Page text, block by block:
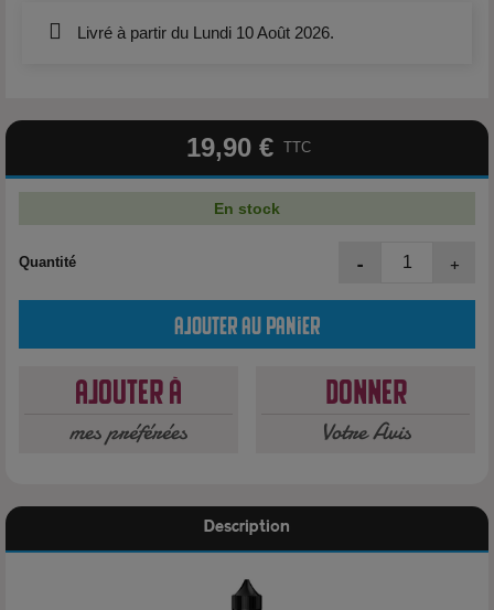
Livré à partir du Lundi 10 Août 2026.
19,90 € TTC
En stock
Quantité - +
Ajouter au panier
Ajouter à
mes préférées
Donner
Votre Avis
Description